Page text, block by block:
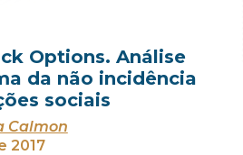
Options. Análise
da não incidência
sociais
Calmon
2017